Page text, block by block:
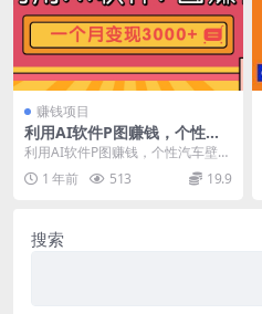
赚钱项目
利用AI软件P图赚钱，个性汽
车壁纸副业思路，一个月变现
超3000+
利用AI软件P图赚钱，个性汽车壁纸
副业思路，一个月变现超3000+！
今天要给大...
1 年前 513 19.9
搜索